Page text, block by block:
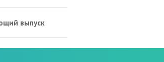
выпуск